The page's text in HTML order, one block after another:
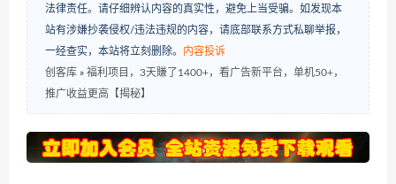
法律责任。请仔细辨认内容的真实性，避免上当受骗。如发现本
站有涉嫌抄袭侵权/违法违规的内容，请底部联系方式私聊举报，
一经查实，本站将立刻删除。 内容投诉
创客库 » 福利项目，3天賺了1400+，看广告新平台，单机50+，
推广收益更高【揭秘】